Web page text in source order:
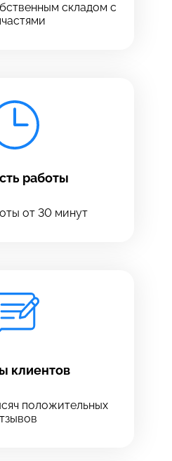
складом с
работы
от 30 минут
клиентов
положительных